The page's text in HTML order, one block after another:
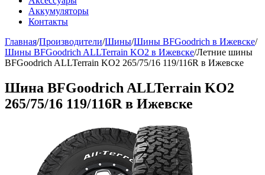
Аккумуляторы
Контакты
Главная/Производители/Шины/Шины BFGoodrich в Ижевске/
Шины BFGoodrich ALLTerrain KO2 в Ижевске/Летние шины
BFGoodrich ALLTerrain KO2 265/75/16 119/116R в Ижевске
Шина BFGoodrich ALLTerrain KO2
265/75/16 119/116R в Ижевске